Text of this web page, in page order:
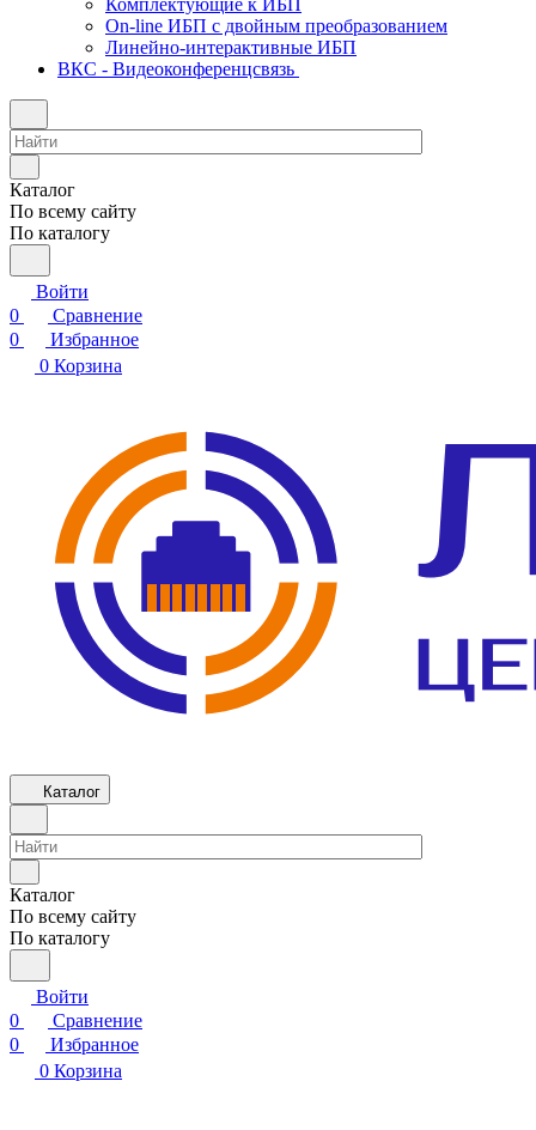
Комплектующие к ИБП
On-line ИБП с двойным преобразованием
Линейно-интерактивные ИБП
ВКС - Видеоконференцсвязь
Каталог
По всему сайту
По каталогу
Войти
0
Сравнение
0
Избранное
0 Корзина
Каталог
Каталог
По всему сайту
По каталогу
Войти
0
Сравнение
0
Избранное
0 Корзина